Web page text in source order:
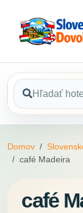
Domov
café Madeira
café